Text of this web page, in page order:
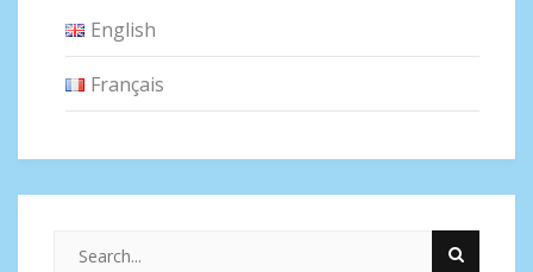
English
Français